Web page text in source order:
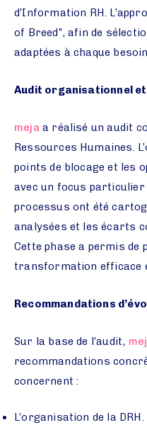
d’Information RH.
of Breed”, afin de
adaptées à chaque
Audit organisationnel et
mejaa réalisé un audit
Ressources Humaines.
points de blocage et les
avec un focus particulier
processus ont été
analysées et les écarts
Cette phase a permis de
transformation efficace
Recommandations
Sur la base de l’audit,
recommandations
concernent :
L’organisation de la DRH.